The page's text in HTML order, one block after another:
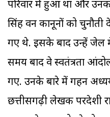
परिवार में हुआ था और उनका
सिंह वन कानूनों को चुनौती
गए थे. इसके बाद उन्हें जेल
समय बाद वे स्वतंत्रता
गए. उनके बारे में गहन
छत्तीसगढ़ी लेखक परदेशी